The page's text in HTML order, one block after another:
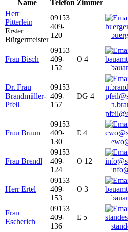
Name
Telefon Zimmer
Herr
Pitterlein
Erster
Bürgermeister
09153
409-
120
Frau Bisch
09153
409-
152
O 4
Dr. Frau
Brandmüller-
Pfeil
09153
409-
157
DG 4
Frau Braun
09153
409-
130
E 4
Frau Brendl
09153
409-
124
O 12
Herr Ertel
09153
409-
153
O 3
Frau
Escherich
09153
409-
136
E 5